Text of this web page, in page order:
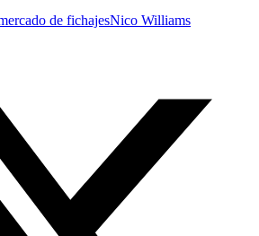
de fichajesNico Williams